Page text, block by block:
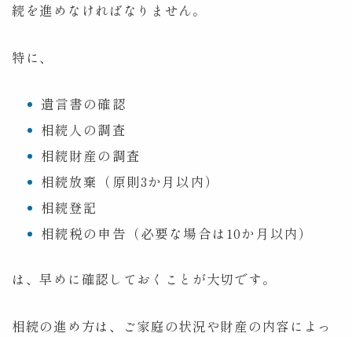
続を進めなければなりません。
特に、
遺言書の確認
相続人の調査
相続財産の調査
相続放棄（原則3か月以内）
相続登記
相続税の申告（必要な場合は10か月以内）
は、早めに確認しておくことが大切です。
相続の進め方は、ご家庭の状況や財産の内容によっ